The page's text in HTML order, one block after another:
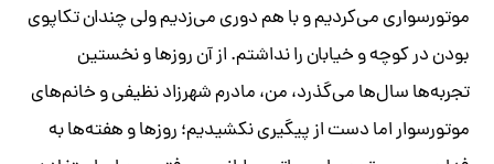
موتورسواری می‌کردیم و با هم دوری می‌زدیم ولی چندان تکاپوی
بودن در کوچه و خیابان را نداشتم. از آن روز‌ها و نخستین
تجربه‌ها سال‌ها می‌گذرد، من، مادرم شهرزاد نظیفی و خانم‌های
موتورسوار اما دست از پیگیری نکشیدیم؛ روز‌ها و هفته‌ها به